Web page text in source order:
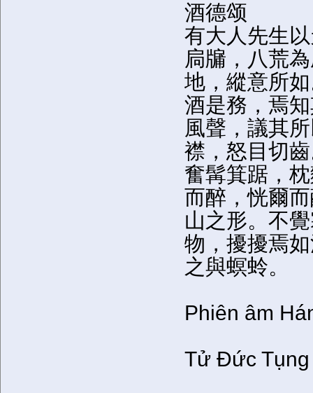
酒德颂
有大人先生
扃牖，八荒
地，縱意所
酒是務，焉
風聲，議其
襟，怒目切
奮髯箕踞，
而醉，恍爾
山之形。不
物，擾擾焉
之與螟蛉。
Phiên âm
Tử Đức Tụng